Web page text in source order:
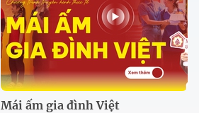
Mái ấm gia đình Việt